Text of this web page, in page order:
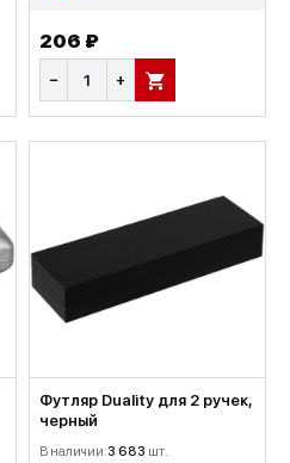
206 ₽
− + В КОРЗИНУ
Футляр Duality для 2 ручек,
черный
В наличии:3 683 шт.